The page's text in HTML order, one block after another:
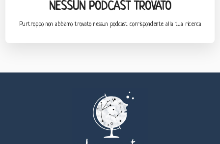
NESSUN PODCAST TROVATO
Purtroppo non abbiamo trovato nessun podcast corrispondente alla tua ricerca